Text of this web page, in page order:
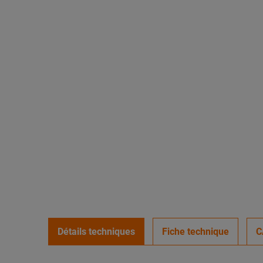
Détails techniques Fiche technique